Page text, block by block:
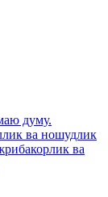
думу.
ва ношудлик
ва